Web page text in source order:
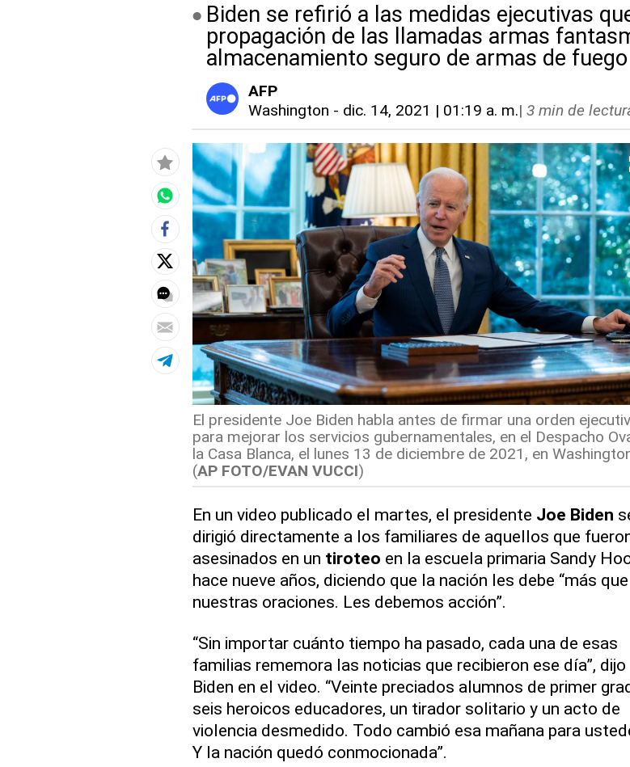
Biden se refirió a las medidas ejecutivas
propagación de las llamadas armas
almacenamiento seguro de armas de fuego
AFP
Washington - dic. 14, 2021 | 01:19 a. m.| 3 min de
El presidente Joe Biden habla antes de firmar una orden
para mejorar los servicios gubernamentales, en el Despacho
la Casa Blanca, el lunes 13 de diciembre de 2021, en
(AP FOTO/EVAN VUCCI)
En un video publicado el martes, el presidente Joe Biden
dirigió directamente a los familiares de aquellos que
asesinados en un tiroteo en la escuela primaria Sandy
hace nueve años, diciendo que la nación les debe “más que
nuestras oraciones. Les debemos acción”.
“Sin importar cuánto tiempo ha pasado, cada una de esas
familias rememora las noticias que recibieron ese día”, dijo
Biden en el video. “Veinte preciados alumnos de primer
seis heroicos educadores, un tirador solitario y un acto de
violencia desmedido. Todo cambió esa mañana para
Y la nación quedó conmocionada”.